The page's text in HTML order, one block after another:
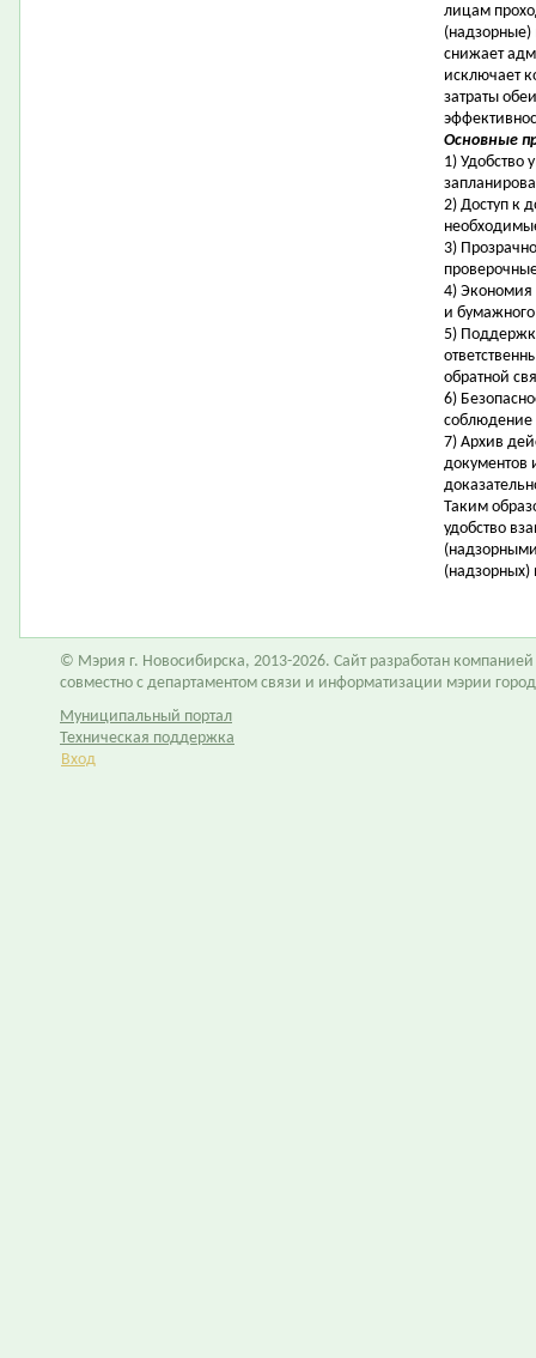
лицам
снижает
исключает
затраты
Основные
1) Удобство
2) Доступ к
3)
4) Экономия
и
5)
обратной
6)
соблюдение
7) Архив
документов
Таким
удобство
(надзорных)
© Мэрия г. Новосибирска, 2013-2026. Сайт разработан компанией
совместно с департаментом связи и информатизации мэрии
Муниципальный портал
Техническая поддержка
Вход